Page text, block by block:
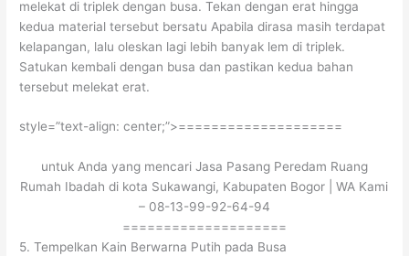
melekat di triplek dengan busa. Tekan dengan erat hingga
kedua material tersebut bersatu Apabila dirasa masih terdapat
kelapangan, lalu oleskan lagi lebih banyak lem di triplek.
Satukan kembali dengan busa dan pastikan kedua bahan
tersebut melekat erat.
style=”text-align: center;”>====================
untuk Anda yang mencari Jasa Pasang Peredam Ruang
Rumah Ibadah di kota Sukawangi, Kabupaten Bogor | WA Kami
– 08-13-99-92-64-94
====================
5. Tempelkan Kain Berwarna Putih pada Busa